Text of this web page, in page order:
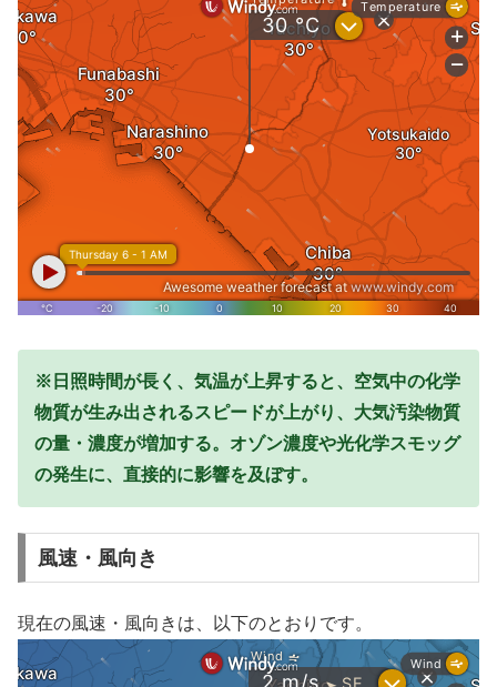
※日照時間が長く、気温が上昇すると、空気中の化学
物質が生み出されるスピードが上がり、大気汚染物質
の量・濃度が増加する。オゾン濃度や光化学スモッグ
の発生に、直接的に影響を及ぼす。
風速・風向き
現在の風速・風向きは、以下のとおりです。